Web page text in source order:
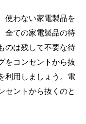
使わない家電製品を
全ての家電製品の待
のは残して不要な待
をコンセントから抜
利用しましょう。電
セントから抜くのと